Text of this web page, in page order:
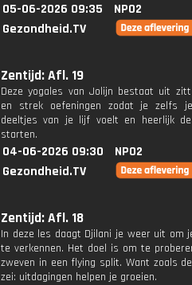
05-06-2026 09:35
NPO2
Gezondheid.TV
Zentijd: Afl. 19
Deze yogales van Jolijn bestaat uit
en strek oefeningen zodat je zelfs
deeltjes van je lijf voelt en heerlijk
starten.
04-06-2026 09:30
NPO2
Gezondheid.TV
Zentijd: Afl. 18
In deze les daagt Djilani je weer uit om
te verkennen. Het doel is om te
zweven in een flying split. Want zoals
zei: uitdagingen helpen je groeien.